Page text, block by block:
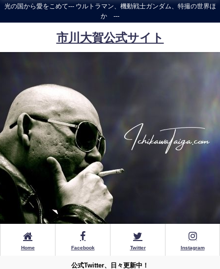
光の国から愛をこめて--- ウルトラマン、機動戦士ガンダム、特撮の世界ほ
か ---
市川大賀公式サイト
Home Facebook Twitter Instagram
公式Twitter、日々更新中！